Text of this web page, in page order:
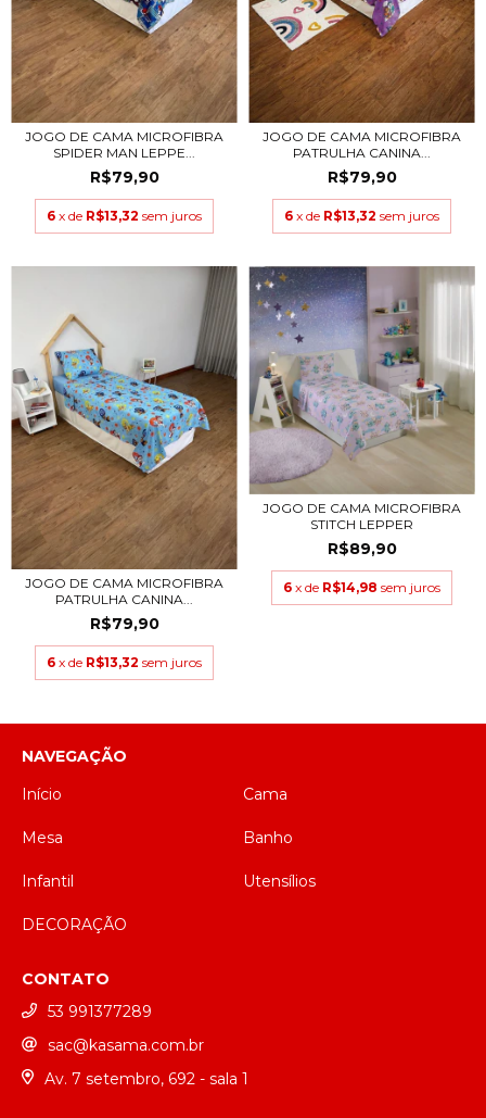
JOGO DE CAMA MICROFIBRA
SPIDER MAN LEPPE...
R$79,90
6 x de R$13,32 sem juros
JOGO DE CAMA MICROFIBRA
PATRULHA CANINA...
R$79,90
6 x de R$13,32 sem juros
JOGO DE CAMA MICROFIBRA
PATRULHA CANINA...
R$79,90
6 x de R$13,32 sem juros
JOGO DE CAMA MICROFIBRA
STITCH LEPPER
R$89,90
6 x de R$14,98 sem juros
NAVEGAÇÃO
Início
Cama
Mesa Banho
Infantil Utensílios
DECORAÇÃO
CONTATO
53 991377289
sac@kasama.com.br
Av. 7 setembro, 692 - sala 1